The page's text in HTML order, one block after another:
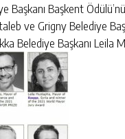
Başkanı Başkent
ve Grigny Belediye
Belediye Başkanı Leila